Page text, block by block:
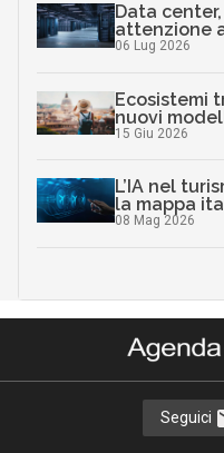
Data
attenzione
06 Lug 2026
Ecosistemi
nuovi
15 Giu 2026
L’IA nel
la mappa
08 Mag 2026
Seguici